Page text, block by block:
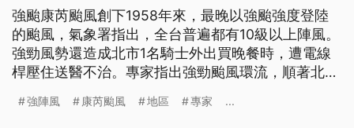
強颱康芮颱風創下1958年來，最晚以強颱強度登陸
的颱風，氣象署指出，全台普遍都有10級以上陣風。
強勁風勢還造成北市1名騎士外出買晚餐時，遭電線
桿壓住送醫不治。專家指出強勁颱風環流，順著北市
芮颱風已經在今（1）日解除陸上和海上警報，各地
強陣風 康芮颱風 地區 專家 ...